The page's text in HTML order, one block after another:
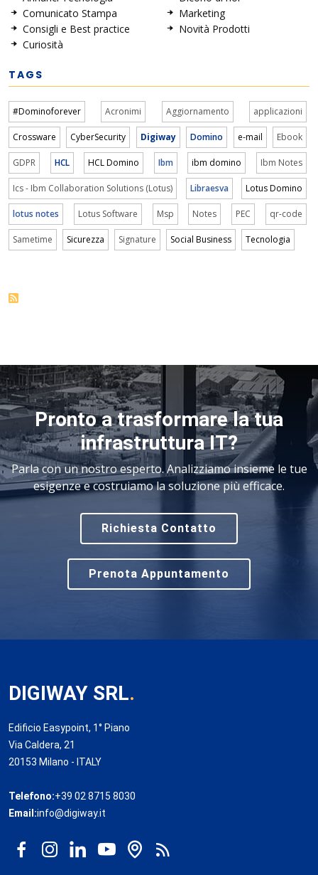
Comunicato Stampa
Consigli e Best practice
Curiosità
Marketing
Novità Prodotti
TAGS
#Dominoforever Acronimi Aggiornamento applicazioni
Crossware CyberSecurity Digiway Domino e-mail Ebook
GDPR HCL HCL Domino Ibm ibm domino Ibm Notes
Ics - Ibm Collaboration Solutions (Lotus) Libraesva Lotus Domino
lotus notes Lotus Software Msp Notes PEC qr-code
Sametime Sicurezza Signature Social Business Tecnologia
Pronto a trasformare la tua
infrastruttura IT?
Parla con un nostro esperto. Analizziamo insieme le tue
esigenze e costruiamo la soluzione più efficace.
Richiesta Contatto
Prenota Appuntamento
DIGIWAY SRL.
Edificio Easypoint, 1° Piano
Via Caldera, 21
20153 Milano - ITALY
Telefono:+39 02 8715 8030
Email:info@digiway.it